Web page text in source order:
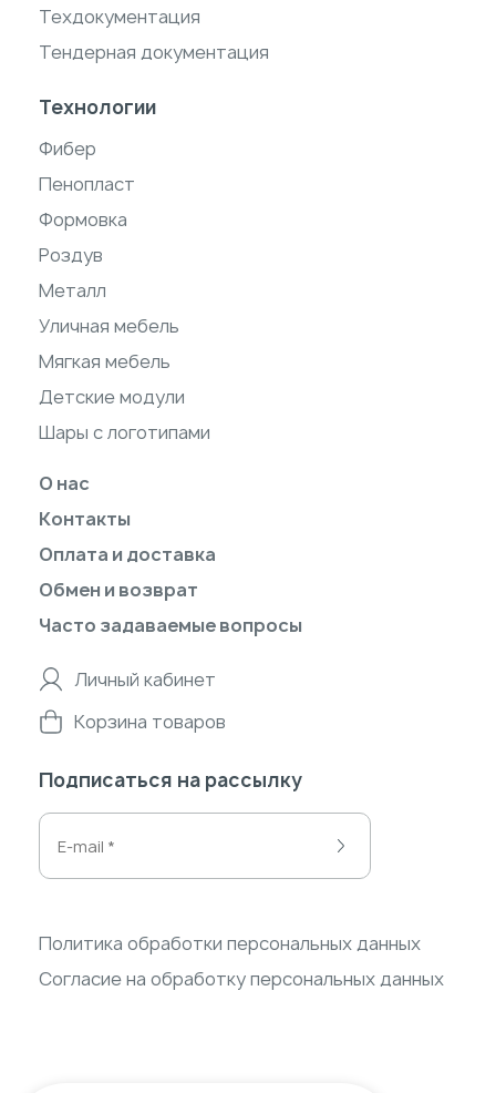
Техдокументация
Тендерная документация
Технологии
Фибер
Пенопласт
Формовка
Роздув
Металл
Уличная мебель
Мягкая мебель
Детские модули
Шары с логотипами
О нас
Контакты
Оплата и доставка
Обмен и возврат
Часто задаваемые вопросы
Личный кабинет
Корзина товаров
Подписаться на рассылку
Политика обработки персональных данных
Согласие на обработку персональных данных